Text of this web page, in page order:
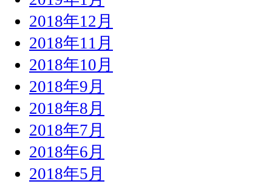
2018年12月
2018年11月
2018年10月
2018年9月
2018年8月
2018年7月
2018年6月
2018年5月